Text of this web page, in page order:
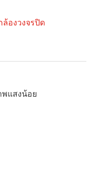
ล้องวงจรปิด
พแสงน้อย